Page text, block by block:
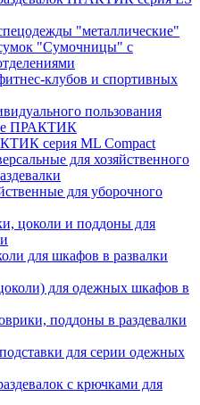
"металлические"
"Сумочницы" с
клубов и спортивных
пользования
ПРАКТИК
серия ML Compact
для хозяйственного
для уборочного
цоколи и поддоны для
для шкафов в развалки
для одежных шкафов в
поддоны в раздевалки
для серии одежных
с крючками для